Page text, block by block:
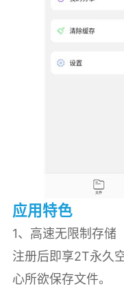
应用特色
1、高速无限制存储
注册后即享2T永久
心所欲保存文件。